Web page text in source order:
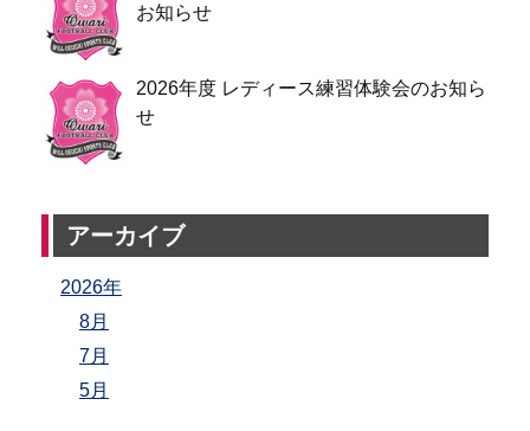
お知らせ
2026年度 レディース練習体験会のお知ら
せ
アーカイブ
2026年
8月
7月
5月